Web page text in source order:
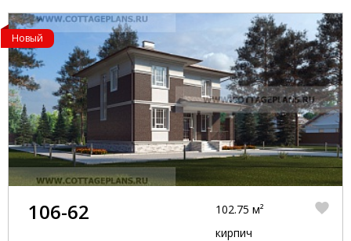
Новый
106-62
102.75 м²
кирпич